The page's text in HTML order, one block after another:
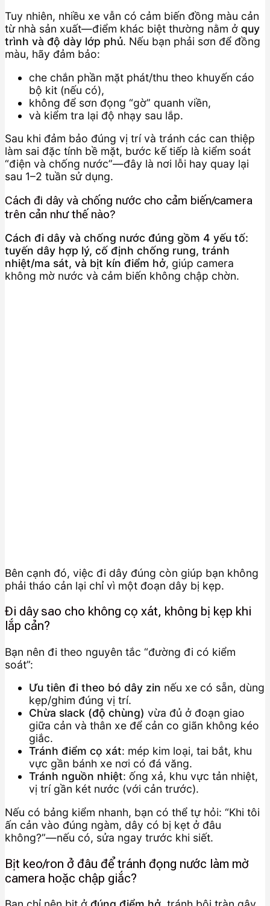
Tuy nhiên, nhiều xe vẫn có cảm biến đồng màu cản
từ nhà sản xuất—điểm khác biệt thường nằm ở quy
trình và độ dày lớp phủ. Nếu bạn phải sơn để đồng
màu, hãy đảm bảo:
che chắn phần mặt phát/thu theo khuyến cáo
bộ kit (nếu có),
không để sơn đọng “gờ” quanh viền,
và kiểm tra lại độ nhạy sau lắp.
Sau khi đảm bảo đúng vị trí và tránh các can thiệp
làm sai đặc tính bề mặt, bước kế tiếp là kiểm soát
“điện và chống nước”—đây là nơi lỗi hay quay lại
sau 1–2 tuần sử dụng.
Cách đi dây và chống nước cho cảm biến/camera
trên cản như thế nào?
Cách đi dây và chống nước đúng gồm 4 yếu tố:
tuyến dây hợp lý, cố định chống rung, tránh
nhiệt/ma sát, và bịt kín điểm hở, giúp camera
không mờ nước và cảm biến không chập chờn.
Bên cạnh đó, việc đi dây đúng còn giúp bạn không
phải tháo cản lại chỉ vì một đoạn dây bị kẹp.
Đi dây sao cho không cọ xát, không bị kẹp khi
lắp cản?
Bạn nên đi theo nguyên tắc “đường đi có kiểm
soát”:
Ưu tiên đi theo bó dây zin nếu xe có sẵn, dùng
kẹp/ghim đúng vị trí.
Chừa slack (độ chùng) vừa đủ ở đoạn giao
giữa cản và thân xe để cản co giãn không kéo
giắc.
Tránh điểm cọ xát: mép kim loại, tai bắt, khu
vực gần bánh xe nơi có đá văng.
Tránh nguồn nhiệt: ống xả, khu vực tản nhiệt,
vị trí gần két nước (với cản trước).
Nếu có bảng kiểm nhanh, bạn có thể tự hỏi: “Khi tôi
ấn cản vào đúng ngàm, dây có bị kẹt ở đâu
không?”—nếu có, sửa ngay trước khi siết.
Bịt keo/ron ở đâu để tránh đọng nước làm mờ
camera hoặc chập giắc?